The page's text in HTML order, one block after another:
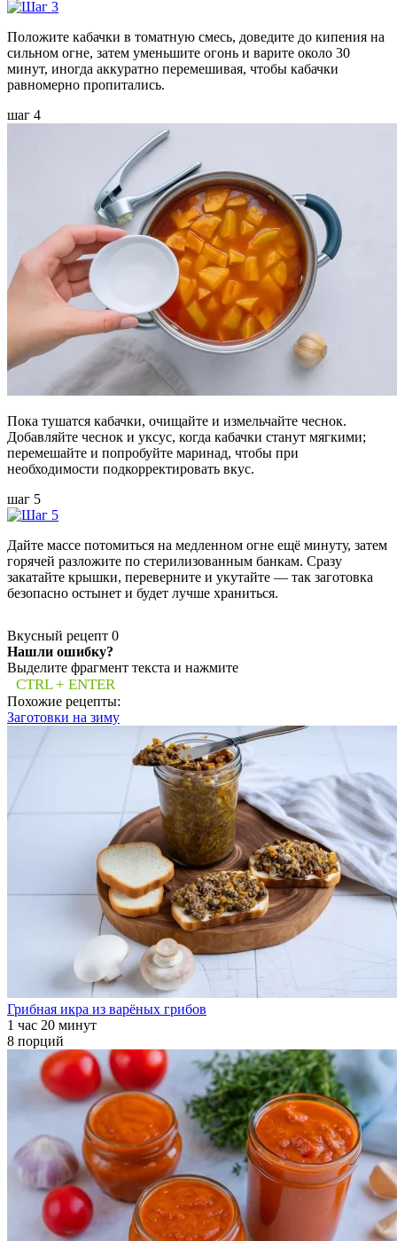
Положите кабачки в томатную смесь, доведите до кипения на
сильном огне, затем уменьшите огонь и варите около 30
минут, иногда аккуратно перемешивая, чтобы кабачки
равномерно пропитались.
шаг 4
Пока тушатся кабачки, очищайте и измельчайте чеснок.
Добавляйте чеснок и уксус, когда кабачки станут мягкими;
перемешайте и попробуйте маринад, чтобы при
необходимости подкорректировать вкус.
шаг 5
Дайте массе потомиться на медленном огне ещё минуту, затем
горячей разложите по стерилизованным банкам. Сразу
закатайте крышки, переверните и укутайте — так заготовка
безопасно остынет и будет лучше храниться.
Вкусный рецепт 0
Нашли ошибку?
Выделите фрагмент текста и нажмите
CTRL + ENTER
Похожие рецепты:
Заготовки на зиму
Грибная икра из варёных грибов
1 час 20 минут
8 порций